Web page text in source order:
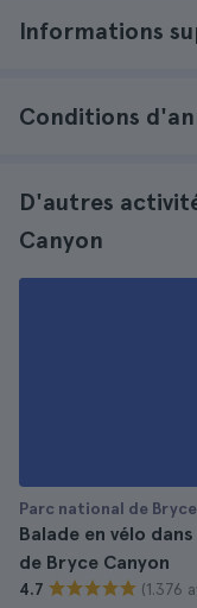
Informations
Conditions
D'autres
Canyon
Parc national de
Balade en vélo
de Bryce Canyon
4.7 (1.376